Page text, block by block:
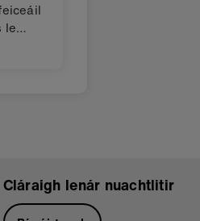
le
Cláraigh lenár nuachtlitir